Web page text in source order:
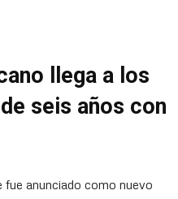
llega a los
seis años con
fue anunciado como nuevo